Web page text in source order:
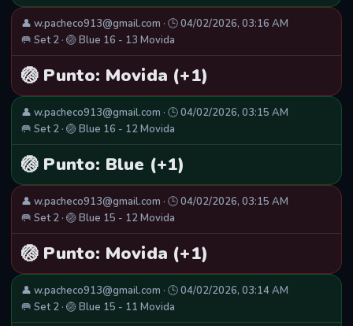
👤 w.pacheco913@gmail.com · 🕒 04/02/2026, 03:16 AM
🥅 Set 2 · 🏐 Blue 16 - 13 Movida
🏐 Punto: Movida (+1)
👤 w.pacheco913@gmail.com · 🕒 04/02/2026, 03:15 AM
🥅 Set 2 · 🏐 Blue 16 - 12 Movida
🏐 Punto: Blue (+1)
👤 w.pacheco913@gmail.com · 🕒 04/02/2026, 03:15 AM
🥅 Set 2 · 🏐 Blue 15 - 12 Movida
🏐 Punto: Movida (+1)
👤 w.pacheco913@gmail.com · 🕒 04/02/2026, 03:14 AM
🥅 Set 2 · 🏐 Blue 15 - 11 Movida